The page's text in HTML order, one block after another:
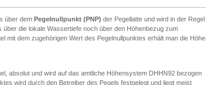
über dem Pegelnullpunkt (PNP) der Pegellatte und wird in der Regel
die lokale Wassertiefe noch über den Höhenbezug zum
mit dem zugehörigen Wert des Pegelnullpunktes erhält man die Höhe
absolut und wird auf das amtliche Höhensystem DHHN92 bezogen
wird durch den Betreiber des Pegels festgelegt und liegt meist